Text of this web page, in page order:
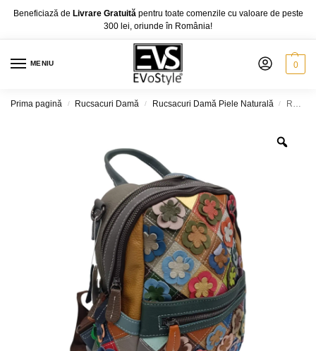
Beneficiază de Livrare Gratuită pentru toate comenzile cu valoare de peste
300 lei, oriunde în România!
MENIU 0
Prima pagină / Rucsacuri Damă / Rucsacuri Damă Piele Naturală / Rucsac Damă Jasmine 014-3, Piele Naturală, Multicolor